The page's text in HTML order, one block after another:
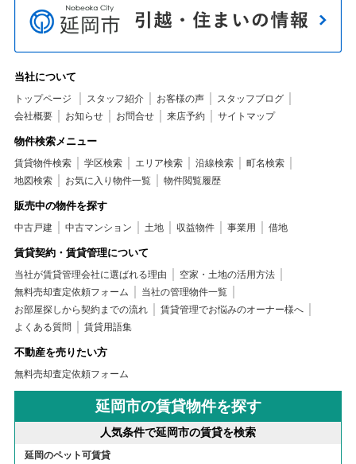
当社について
トップページ スタッフ紹介 お客様の声
スタッフブログ
会社概要
お知らせ お問合せ 来店予約 サイトマップ
物件検索メニュー
賃貸物件検索 学区検索 エリア検索 沿線検索
町名検索
地図検索
お気に入り物件一覧 物件閲覧履歴
販売中の物件を探す
中古戸建 中古マンション 土地 収益物件 事業用 借地
賃貸契約・賃貸管理について
当社が賃貸管理会社に選ばれる理由
空家・土地の活用方法
無料売却査定依頼フォーム
当社の管理物件一覧
お部屋探しから契約までの流れ
賃貸管理でお悩みのオーナー様へ
よくある質問
賃貸用語集
不動産を売りたい方
無料売却査定依頼フォーム
延岡市の賃貸物件を探す
人気条件で延岡市の賃貸を検索
延岡のペット可賃貸